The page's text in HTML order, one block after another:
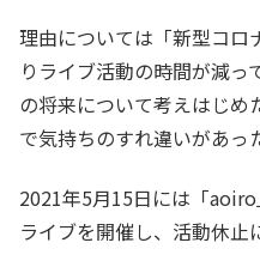
理由については「新型コロ
りライブ活動の時間が減
の将来について考えはじめ
で気持ちのすれ違いがあっ
2021年5月15日には「
ライブを開催し、活動休止